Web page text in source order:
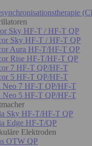
Sky HF-T / HF-T QP
Sky HF-T / HF-T QP
Aura HF-T/HF-T QP
Rise HF-T/HF-T QP
7 HF-T QP/HF-T
5 HF-T QP/HF-T
Neo 7 HF-T QP/HF-T
Neo 5 HF-T QP/HF-T
Sky HF-T/HF-T QP
Edge HF-T/QP
Elektroden
OTW QP